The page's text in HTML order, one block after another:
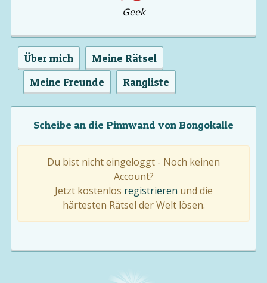
Geek
Über mich
Meine Rätsel
Meine Freunde
Rangliste
Scheibe an die Pinnwand von Bongokalle
Du bist nicht eingeloggt - Noch keinen
Account?
Jetzt kostenlos registrieren und die
härtesten Rätsel der Welt lösen.